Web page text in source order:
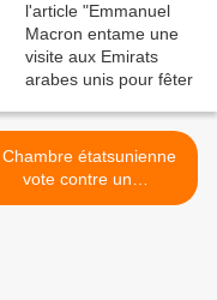
Chambre étatsunienne
vote contre un
visant à